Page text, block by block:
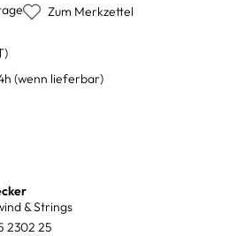
Zum Merkzettel
(wenn lieferbar)
& Strings
2302 25